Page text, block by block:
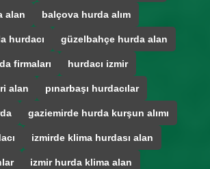
alan balçova hurda alım
hurdacı güzelbahçe hurda alan
firmaları hurdacı izmir
alan pınarbaşı hurdacılar
gaziemirde hurda kurşun alımı
izmirde klima hurdası alan
izmir hurda klima alan